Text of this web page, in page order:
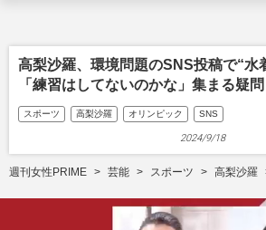
高梨沙羅、環境問題のSNS投稿で“水
「練習はしてないのかな」集まる疑
スポーツ 高梨沙羅 オリンピック SNS
2024/9/18
週刊女性PRIME 芸能 スポーツ 高梨沙羅